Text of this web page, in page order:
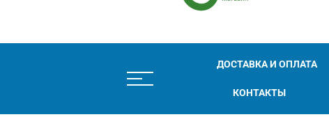
ДОСТАВКА И ОПЛАТА
КОНТАКТЫ